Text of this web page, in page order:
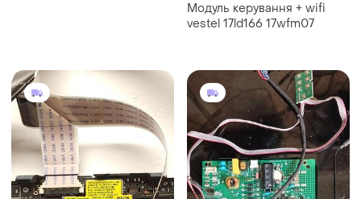
Модуль керування + wifi
vestel 17ld166 17wfm07